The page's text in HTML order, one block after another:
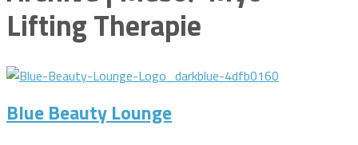
Lifting Therapie
Blue Beauty Lounge